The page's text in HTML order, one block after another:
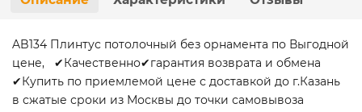
AB134 Плинтус потолочный без орнамента по Выгодной
цене, ✔Качественно✔гарантия возврата и обмена
✔Купить по приемлемой цене с доставкой до г.Казань
в сжатые сроки из Москвы до точки самовывоза